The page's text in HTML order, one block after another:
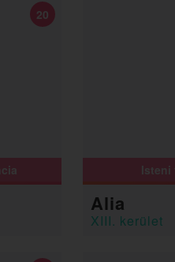
20
Isteni
Alia
XIII. kerület